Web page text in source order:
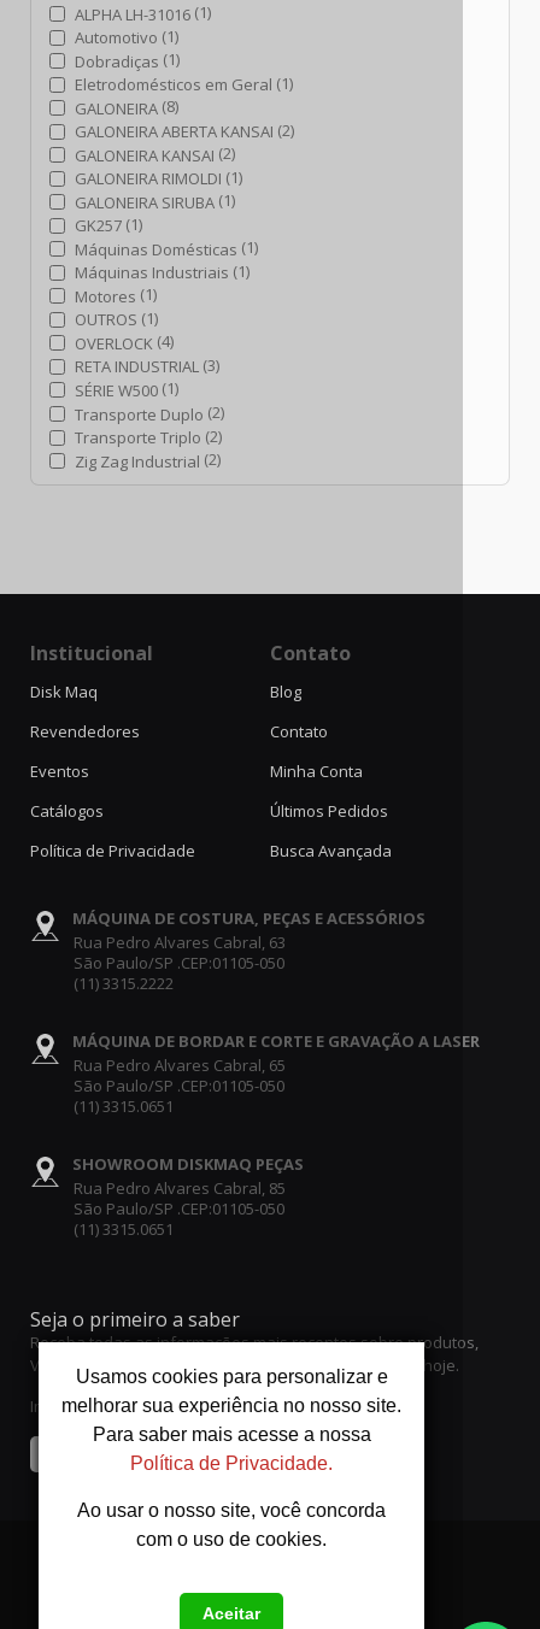
Usamos cookies para personalizar e
melhorar sua experiência no nosso site.
Para saber mais acesse a nossa
Política de Privacidade.
Ao usar o nosso site, você concorda
com o uso de cookies.
Aceitar
ALPHA LH-31016 (1)
Automotivo (1)
Dobradiças (1)
Eletrodomésticos em Geral (1)
GALONEIRA (8)
GALONEIRA ABERTA KANSAI (2)
GALONEIRA KANSAI (2)
GALONEIRA RIMOLDI (1)
GALONEIRA SIRUBA (1)
GK257 (1)
Máquinas Domésticas (1)
Máquinas Industriais (1)
Motores (1)
OUTROS (1)
OVERLOCK (4)
RETA INDUSTRIAL (3)
SÉRIE W500 (1)
Transporte Duplo (2)
Transporte Triplo (2)
Zig Zag Industrial (2)
Institucional
Disk Maq
Revendedores
Eventos
Catálogos
Política de Privacidade
Contato
Blog
Contato
Minha Conta
Últimos Pedidos
Busca Avançada
MÁQUINA DE COSTURA, PEÇAS E ACESSÓRIOS
Rua Pedro Alvares Cabral, 63
São Paulo/SP .CEP:01105-050
(11) 3315.2222
MÁQUINA DE BORDAR E CORTE E GRAVAÇÃO A LASER
Rua Pedro Alvares Cabral, 65
São Paulo/SP .CEP:01105-050
(11) 3315.0651
SHOWROOM DISKMAQ PEÇAS
Rua Pedro Alvares Cabral, 85
São Paulo/SP .CEP:01105-050
(11) 3315.0651
Seja o primeiro a saber
Receba todas as informações mais recentes sobre produtos,
Vendas e ofertas. Inscreva-se no boletim informativo hoje.
Insira o seu endereço de email